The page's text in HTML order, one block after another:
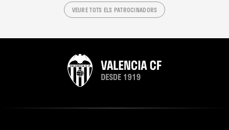
VEURE TOTS ELS PATROCINADORS